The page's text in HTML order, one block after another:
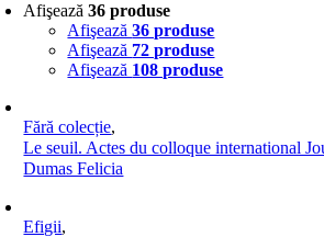
Afişează36 produse
Afişează36 produse
Afişează 72 produse
Afişează 108 produse
Fără colecție,
Le seuil. Actes du colloque international
Dumas Felicia
Efigii,